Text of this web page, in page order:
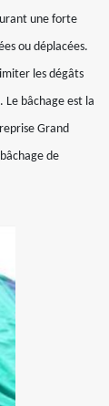
une forte
ou déplacées.
les dégâts
Le bâchage est la
Grand
de